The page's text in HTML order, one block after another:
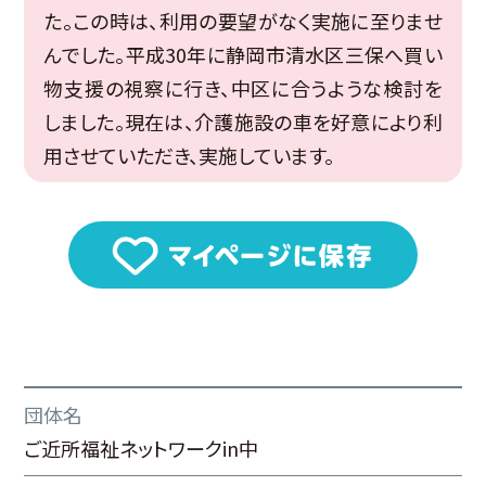
た。この時は、利用の要望がなく実施に至りませ
んでした。平成30年に静岡市清水区三保へ買い
物支援の視察に行き、中区に合うような検討を
しました。現在は、介護施設の車を好意により利
用させていただき、実施しています。
団体名
ご近所福祉ネットワークin中